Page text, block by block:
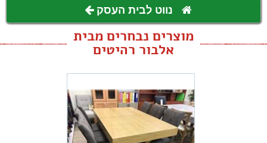
נווט לבית העסק
מוצרים נבחרים מבית
אלבור רהיטים